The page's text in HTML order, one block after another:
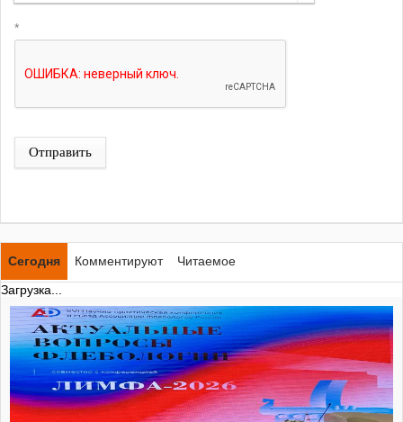
*
Отправить
Сегодня Комментируют
Читаемое
Загрузка...